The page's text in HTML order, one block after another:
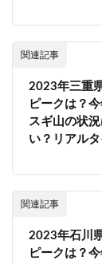
関連記事
2023年三重
ピークは？
スギ山の状
い？リアル
関連記事
2023年石川
ピークは？